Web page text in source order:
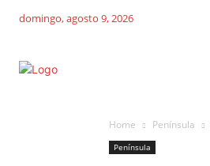
domingo, agosto 9, 2026
Home Península
Península